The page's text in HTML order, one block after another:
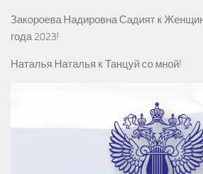
Закороева Надировна Садият к
года 2023!
Наталья Наталья кТанцуй со мной!